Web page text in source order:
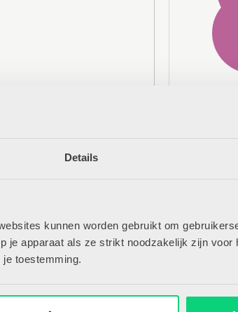
Details
kunnen worden gebruikt om
je apparaat als ze strikt noodzakelijk zijn voor
toestemming.